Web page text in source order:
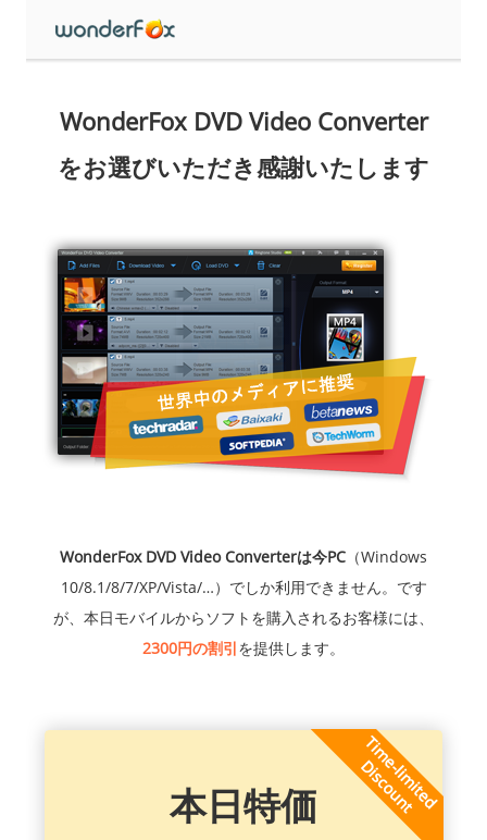
WonderFox DVD Video Converter
をお選びいただき感謝いたします
WonderFox DVD Video Converterは今PC （Windows
10/8.1/8/7/XP/Vista/…）でしか利用できません。です
が、本日モバイルからソフトを購入されるお客様には、
2300円の割引を提供します。
本日特価